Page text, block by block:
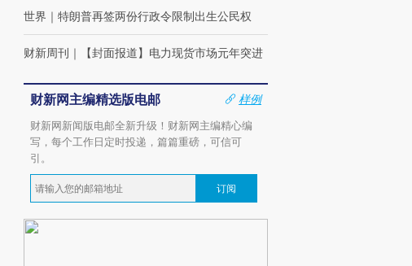
世界 ｜ 特朗普再签两份行政令限制出生公民权
财新周刊 ｜ 【封面报道】电力现货市场元年突进
财新网主编精选版电邮
样例
财新网新闻版电邮全新升级！财新网主编精心编
写，每个工作日定时投递，篇篇重磅，可信可
引。
订阅